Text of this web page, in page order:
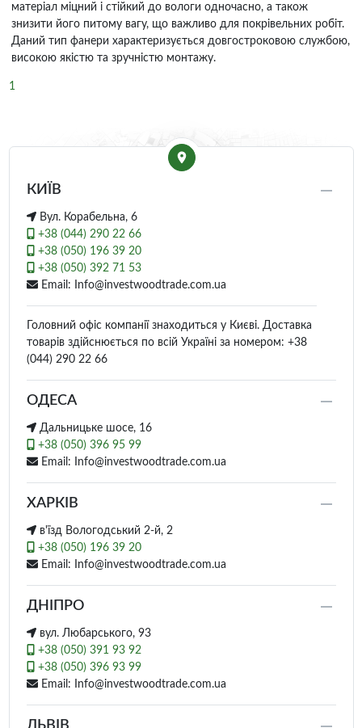
матеріал міцний і стійкий до вологи одночасно, а також
знизити його питому вагу, що важливо для покрівельних робіт.
Даний тип фанери характеризується довгостроковою службою,
високою якістю та зручністю монтажу.
1
КИЇВ
Вул. Корабельна, 6
+38 (044) 290 22 66
+38 (050) 196 39 20
+38 (050) 392 71 53
Email: Info@investwoodtrade.com.ua
Головний офіс компанії знаходиться у Києві. Доставка
товарів здійснюється по всій Україні за номером: +38
(044) 290 22 66
ОДЕСА
Дальницьке шосе, 16
+38 (050) 396 95 99
Email: Info@investwoodtrade.com.ua
ХАРКІВ
в'їзд Вологодський 2-й, 2
+38 (050) 196 39 20
Email: Info@investwoodtrade.com.ua
ДНІПРО
вул. Любарського, 93
+38 (050) 391 93 92
+38 (050) 396 93 99
Email: Info@investwoodtrade.com.ua